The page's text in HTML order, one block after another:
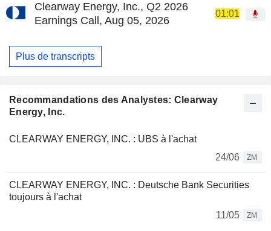
Clearway Energy, Inc., Q2 2026
Earnings Call, Aug 05, 2026
01:01
Plus de transcripts
Recommandations des Analystes: Clearway
Energy, Inc.
CLEARWAY ENERGY, INC. : UBS à l'achat
24/06
ZM
CLEARWAY ENERGY, INC. : Deutsche Bank Securities
toujours à l'achat
11/05
ZM